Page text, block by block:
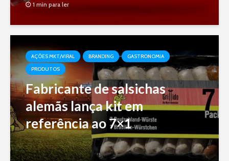
1 min para ler
AÇÕES MKT/VIRAL BRANDING
GASTRONOMIA
PRODUTOS
Fabricante de salsichas
alemãs lança kit em
referência ao 7×1